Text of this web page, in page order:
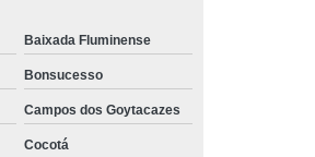
Mecanico
Baixada Fluminense
Bonsucesso
Campos dos Goytacazes
Cocotá